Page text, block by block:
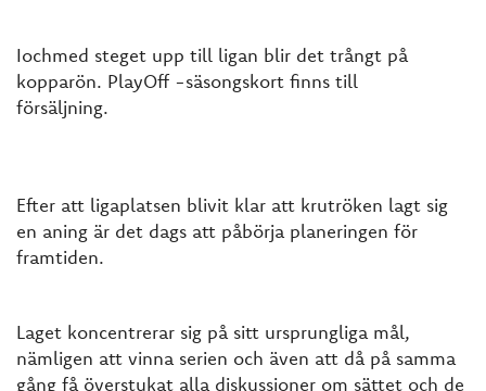
Iochmed steget upp till ligan blir det trångt på
kopparön. PlayOff -säsongskort finns till
försäljning.
Efter att ligaplatsen blivit klar att krutröken lagt sig
en aning är det dags att påbörja planeringen för
framtiden.
Laget koncentrerar sig på sitt ursprungliga mål,
nämligen att vinna serien och även att då på samma
gång få överstukat alla diskussioner om sättet och de